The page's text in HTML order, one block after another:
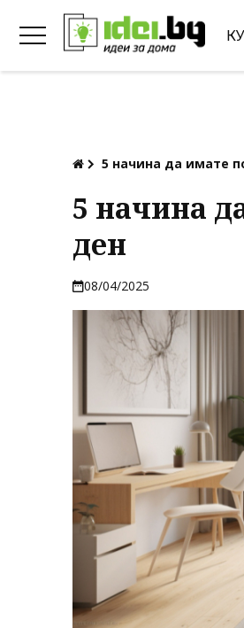
5 начина да имате
5 начина
ден
08/04/2025